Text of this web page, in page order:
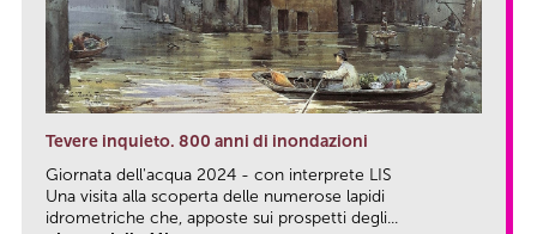
Tevere inquieto. 800 anni di inondazioni
Giornata dell'acqua 2024 - con interprete LIS
Una visita alla scoperta delle numerose lapidi
idrometriche che, apposte sui prospetti degli...